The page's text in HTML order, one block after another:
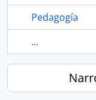
Pedagogía
...